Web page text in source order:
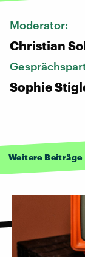
Moderator:
Christian
Sophie
Weitere Beiträge